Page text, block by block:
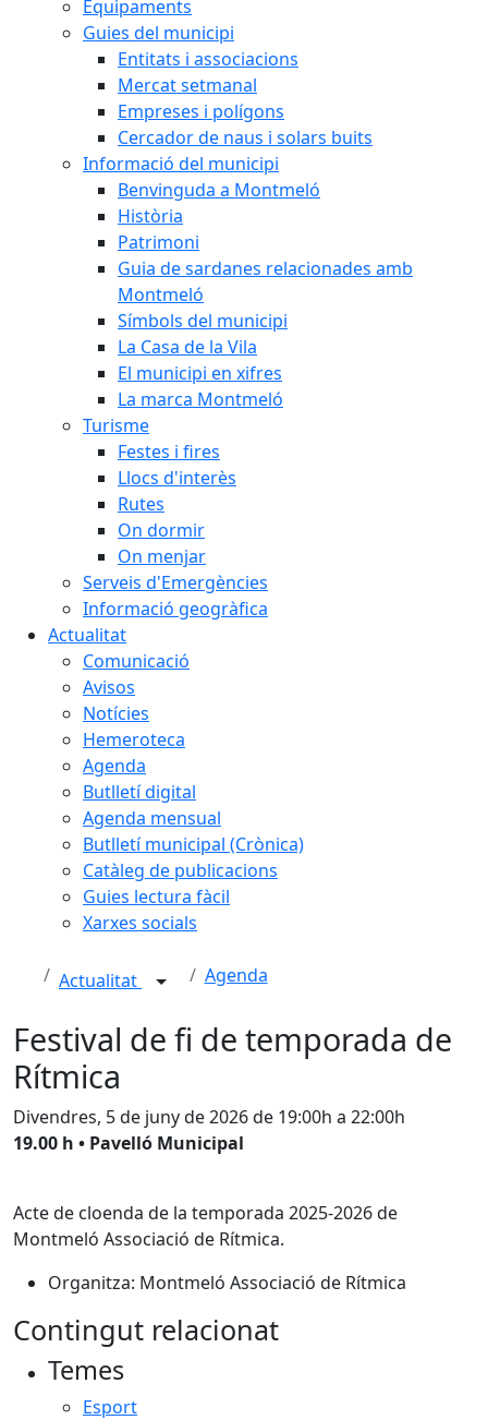
Equipaments
Guies del municipi
Entitats i associacions
Mercat setmanal
Empreses i polígons
Cercador de naus i solars buits
Informació del municipi
Benvinguda a Montmeló
Història
Patrimoni
Guia de sardanes relacionades amb
Montmeló
Símbols del municipi
La Casa de la Vila
El municipi en xifres
La marca Montmeló
Turisme
Festes i fires
Llocs d'interès
Rutes
On dormir
On menjar
Serveis d'Emergències
Informació geogràfica
Actualitat
Comunicació
Avisos
Notícies
Hemeroteca
Agenda
Butlletí digital
Agenda mensual
Butlletí municipal (Crònica)
Catàleg de publicacions
Guies lectura fàcil
Xarxes socials
Actualitat Agenda
Festival de fi de temporada de
Rítmica
Divendres, 5 de juny de 2026 de 19:00h a 22:00h
19.00 h • Pavelló Municipal
Acte de cloenda de la temporada 2025-2026 de
Montmeló Associació de Rítmica.
Organitza: Montmeló Associació de Rítmica
Contingut relacionat
Temes
Esport